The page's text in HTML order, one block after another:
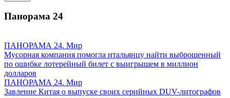
Панорама 24
ПАНОРАМА 24. Мир
Мусорная компания помогла итальянцу найти выброшенный
по ошибке лотерейный билет с выигрышем в миллион
долларов
ПАНОРАМА 24. Мир
Завление Китая о выпуске своих серийных DUV-литографов